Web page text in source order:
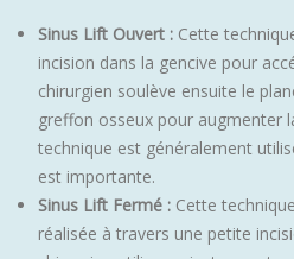
Sinus Lift Ouvert : Cette
incision dans la gencive pour
chirurgien soulève ensuite le
greffon osseux pour augmenter
technique est généralement
est importante.
Sinus Lift Fermé : Cette
réalisée à travers une petite